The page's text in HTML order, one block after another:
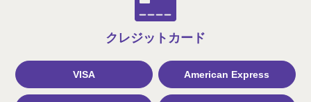
クレジット カード
VISA American Express